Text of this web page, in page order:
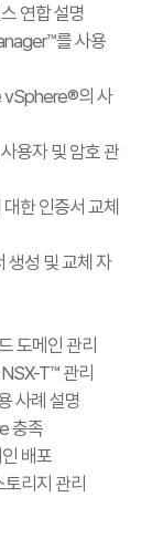
연합 설명
를 사용
의 사
용자 및 암호 관
한 인증서 교체
성 및 교체 자
도메인 관리
T™ 관리
사례 설명
충족
배포
리지 관리